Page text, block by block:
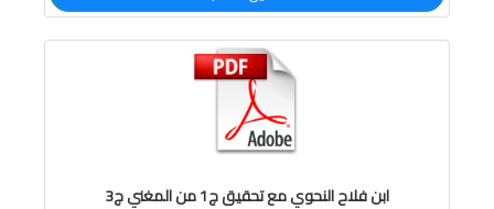
ابن فلاح النحوي مع تحقيق ج1 من المغني ج3